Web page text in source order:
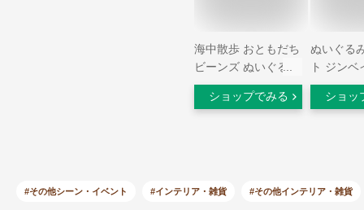
海中散歩 おともだち
ビーンズ ぬいぐるみ
アオウミウシ 全長
15cmショップでみる
ぬいぐる
ト ジンベ
【3971】
コット
外郵便発
ショッ
#その他シーン・イベント #インテリア・雑貨 #その他インテリア・雑貨